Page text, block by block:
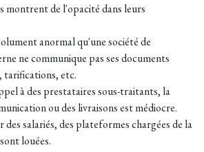
montrent de l'opacité dans leurs
anormal qu'une société de
ne communique pas ses documents
tarifications, etc.
à des prestataires sous-traitants, la
ou des livraisons est médiocre.
des salariés, des plateformes chargées de la
louées.